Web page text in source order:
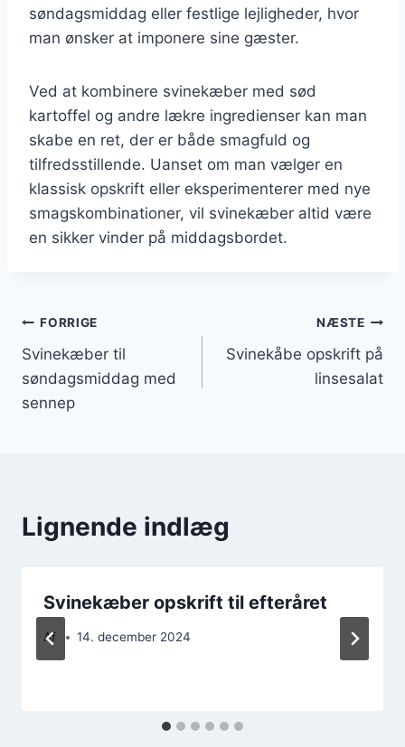
søndagsmiddag eller festlige lejligheder, hvor
man ønsker at imponere sine gæster.
Ved at kombinere svinekæber med sød
kartoffel og andre lækre ingredienser kan man
skabe en ret, der er både smagfuld og
tilfredsstillende. Uanset om man vælger en
klassisk opskrift eller eksperimenterer med nye
smagskombinationer, vil svinekæber altid være
en sikker vinder på middagsbordet.
Indlægsnavigation
FORRIGE
Svinekæber til
søndagsmiddag med
sennep
NÆSTE
Svinekåbe opskrift på
linsesalat
Lignende indlæg
Svinekæber opskrift til efteråret
Af 14. december 2024